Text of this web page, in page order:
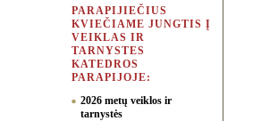
PARAPIJIEČIUS
KVIEČIAME JUNGTIS Į
VEIKLAS IR
TARNYSTES
KATEDROS
PARAPIJOJE:
2026 metų veiklos ir
tarnystės